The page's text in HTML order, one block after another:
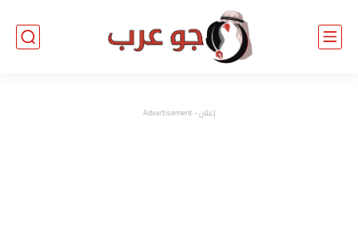
إعلان - Advertisement